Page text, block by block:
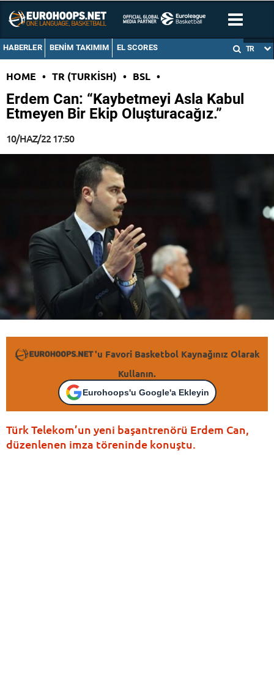
HABERLER BENIM TAKIMIM EL SCORES TR
HOME • TR (TURKISH) • BSL •
Erdem Can: “Kaybetmeyi Asla Kabul
Etmeyen Bir Ekip Oluşturacağız.”
10/HAZ/22 17:50
'u Favori Basketbol Kaynağınız Olarak
Kullanın.
Eurohoops'u Google'a Ekleyin
Türk Telekom’un yeni başantrenörü Erdem Can,
düzenlenen imza töreninde konuştu.